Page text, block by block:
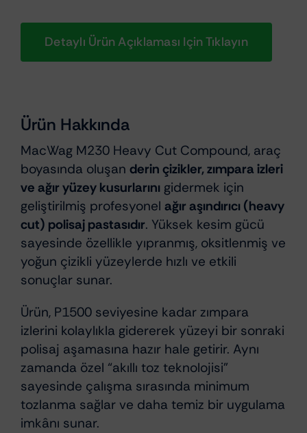
Detaylı Ürün Açıklaması Için Tıklayın
Ürün Hakkında
MacWag M230 Heavy Cut Compound, araç
boyasında oluşan derin çizikler, zımpara izleri
ve ağır yüzey kusurlarını gidermek için
geliştirilmiş profesyonel ağır aşındırıcı (heavy
cut) polisaj pastasıdır. Yüksek kesim gücü
sayesinde özellikle yıpranmış, oksitlenmiş ve
yoğun çizikli yüzeylerde hızlı ve etkili
sonuçlar sunar.
Ürün, P1500 seviyesine kadar zımpara
izlerini kolaylıkla gidererek yüzeyi bir sonraki
polisaj aşamasına hazır hale getirir. Aynı
zamanda özel “akıllı toz teknolojisi”
sayesinde çalışma sırasında minimum
tozlanma sağlar ve daha temiz bir uygulama
imkânı sunar.